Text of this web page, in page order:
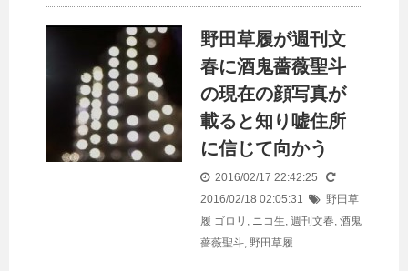
野田草履が週刊文
春に酒鬼薔薇聖斗
の現在の顔写真が
載ると知り嘘住所
に信じて向かう
2016/02/17 22:42:25
2016/02/18 02:05:31
野田草
履 ゴロリ , ニコ生, 週刊文春, 酒鬼
薔薇聖斗, 野田草履